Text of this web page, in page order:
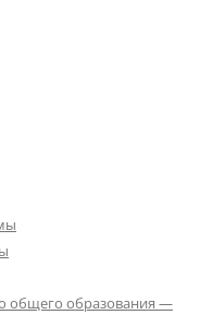
общего образования —